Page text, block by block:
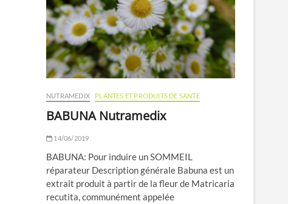
NUTRAMEDIX PLANTES ET PRODUITS DE SANTE
BABUNA Nutramedix
14/06/2019
BABUNA: Pour induire un SOMMEIL
réparateur Description générale Babuna est un
extrait produit à partir de la fleur de Matricaria
recutita, communément appelée